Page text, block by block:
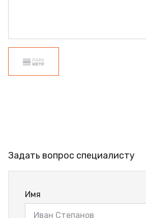
Задать вопрос специалисту
Имя